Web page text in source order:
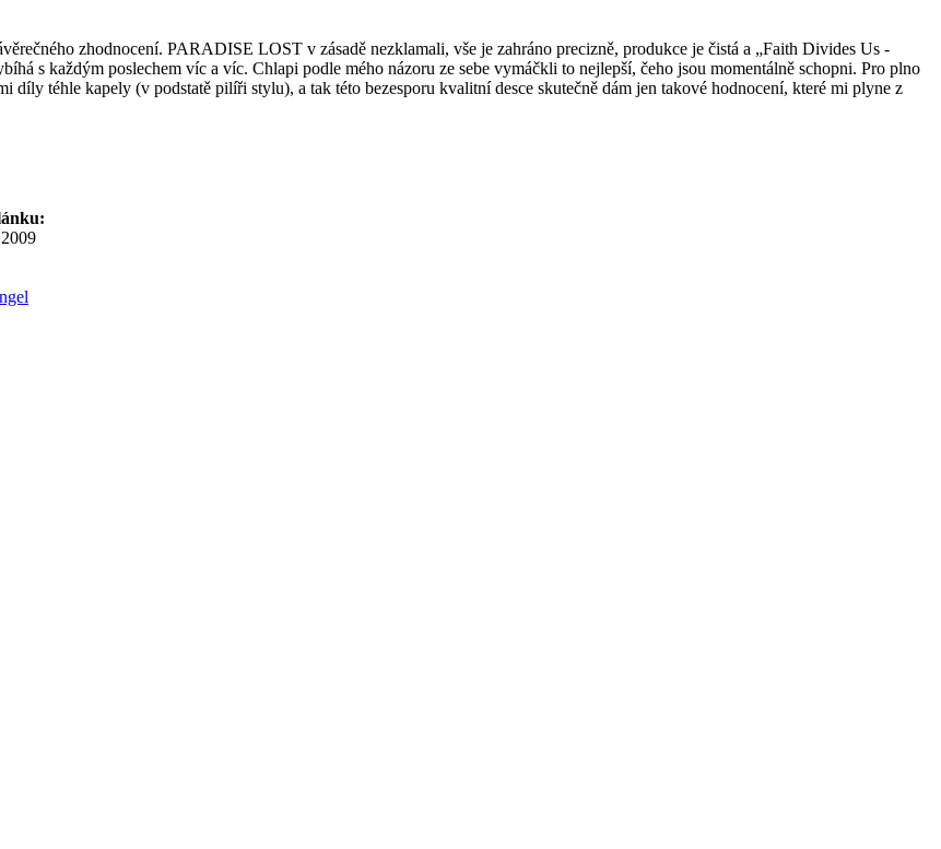
zhodnocení. PARADISE LOST v zásadě nezklamali, vše je zahráno precizně, produkce je čistá a „Faith Divides Us -
s každým poslechem víc a víc. Chlapi podle mého názoru ze sebe vymáčkli to nejlepší, čeho jsou momentálně schopni. Pro plno
díly téhle kapely (v podstatě pilíři stylu), a tak této bezesporu kvalitní desce skutečně dám jen takové hodnocení, které mi plyne z